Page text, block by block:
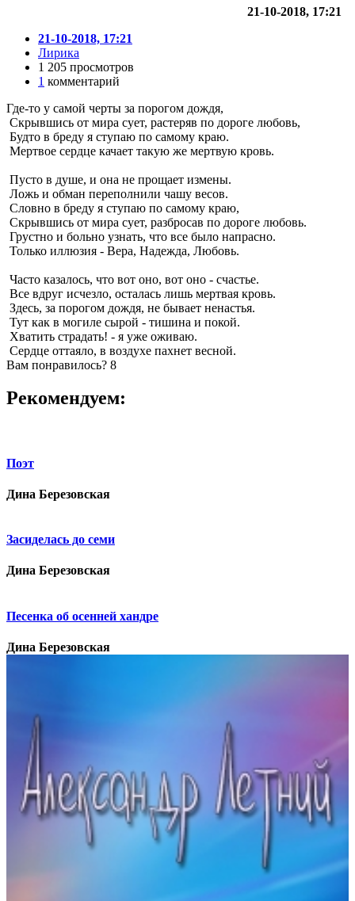
21-10-2018, 17:21
21-10-2018, 17:21
Лирика
1 205 просмотров
1 комментарий
Где-то у самой черты за порогом дождя,
Скрывшись от мира сует, растеряв по дороге любовь,
Будто в бреду я ступаю по самому краю.
Мертвое сердце качает такую же мертвую кровь.
Пусто в душе, и она не прощает измены.
Ложь и обман переполнили чашу весов.
Словно в бреду я ступаю по самому краю,
Скрывшись от мира сует, разбросав по дороге любовь.
Грустно и больно узнать, что все было напрасно.
Только иллюзия - Вера, Надежда, Любовь.
Часто казалось, что вот оно, вот оно - счастье.
Все вдруг исчезло, осталась лишь мертвая кровь.
Здесь, за порогом дождя, не бывает ненастья.
Тут как в могиле сырой - тишина и покой.
Хватить страдать! - я уже оживаю.
Сердце оттаяло, в воздухе пахнет весной.
Вам понравилось? 8
Рекомендуем:
Поэт
Дина Березовская
Засиделась до семи
Дина Березовская
Песенка об осенней хандре
Дина Березовская